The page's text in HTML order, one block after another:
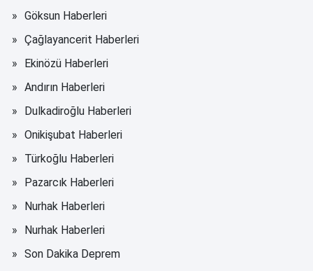
Göksun Haberleri
Çağlayancerit Haberleri
Ekinözü Haberleri
Andırın Haberleri
Dulkadiroğlu Haberleri
Onikişubat Haberleri
Türkoğlu Haberleri
Pazarcık Haberleri
Nurhak Haberleri
Nurhak Haberleri
Son Dakika Deprem